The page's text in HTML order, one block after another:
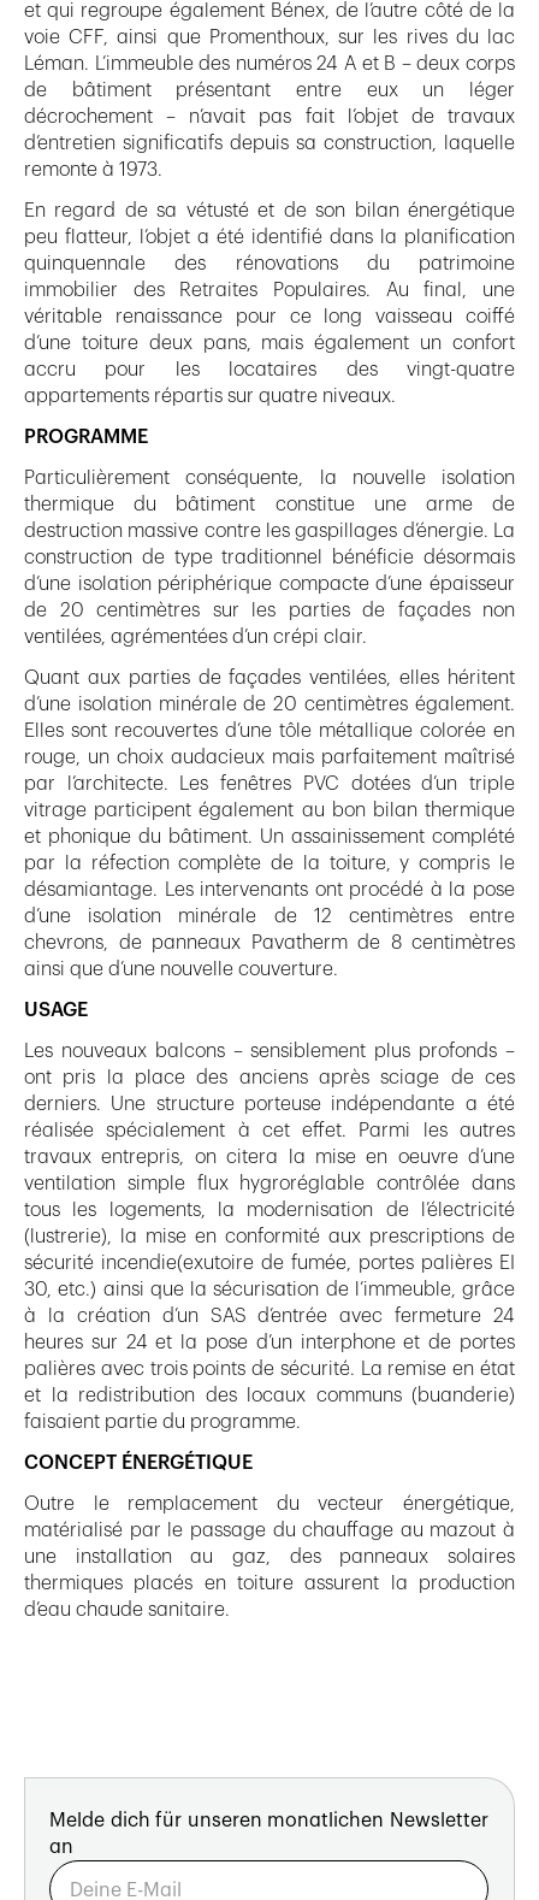
et qui regroupe également Bénex, de l’autre côté de la
voie CFF, ainsi que Promenthoux, sur les rives du lac
Léman. L’immeuble des numéros 24 A et B – deux corps
de bâtiment présentant entre eux un léger
décrochement – n’avait pas fait l’objet de travaux
d’entretien significatifs depuis sa construction, laquelle
remonte à 1973.
En regard de sa vétusté et de son bilan énergétique
peu flatteur, l’objet a été identifié dans la planification
quinquennale des rénovations du patrimoine
immobilier des Retraites Populaires. Au final, une
véritable renaissance pour ce long vaisseau coiffé
d’une toiture deux pans, mais également un confort
accru pour les locataires des vingt-quatre
appartements répartis sur quatre niveaux.
PROGRAMME
Particulièrement conséquente, la nouvelle isolation
thermique du bâtiment constitue une arme de
destruction massive contre les gaspillages d’énergie. La
construction de type traditionnel bénéficie désormais
d’une isolation périphérique compacte d’une épaisseur
de 20 centimètres sur les parties de façades non
ventilées, agrémentées d’un crépi clair.
Quant aux parties de façades ventilées, elles héritent
d’une isolation minérale de 20 centimètres également.
Elles sont recouvertes d’une tôle métallique colorée en
rouge, un choix audacieux mais parfaitement maîtrisé
par l’architecte. Les fenêtres PVC dotées d’un triple
vitrage participent également au bon bilan thermique
et phonique du bâtiment. Un assainissement complété
par la réfection complète de la toiture, y compris le
désamiantage. Les intervenants ont procédé à la pose
d’une isolation minérale de 12 centimètres entre
chevrons, de panneaux Pavatherm de 8 centimètres
ainsi que d’une nouvelle couverture.
USAGE
Les nouveaux balcons – sensiblement plus profonds –
ont pris la place des anciens après sciage de ces
derniers. Une structure porteuse indépendante a été
réalisée spécialement à cet effet. Parmi les autres
travaux entrepris, on citera la mise en oeuvre d’une
ventilation simple flux hygroréglable contrôlée dans
tous les logements, la modernisation de l’électricité
(lustrerie), la mise en conformité aux prescriptions de
sécurité incendie(exutoire de fumée, portes palières EI
30, etc.) ainsi que la sécurisation de l’immeuble, grâce
à la création d’un SAS d’entrée avec fermeture 24
heures sur 24 et la pose d’un interphone et de portes
palières avec trois points de sécurité. La remise en état
et la redistribution des locaux communs (buanderie)
faisaient partie du programme.
CONCEPT ÉNERGÉTIQUE
Outre le remplacement du vecteur énergétique,
matérialisé par le passage du chauffage au mazout à
une installation au gaz, des panneaux solaires
thermiques placés en toiture assurent la production
d’eau chaude sanitaire.
Melde dich für unseren monatlichen Newsletter
an